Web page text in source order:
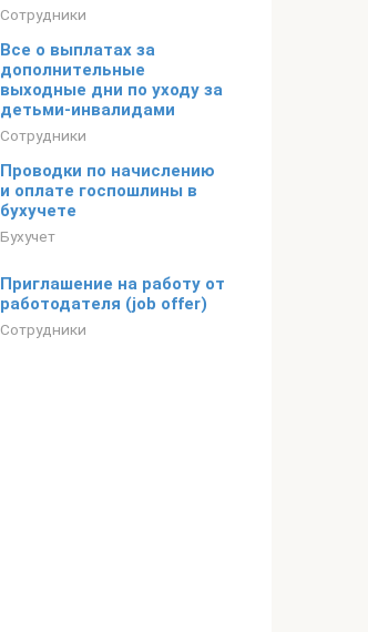
Сотрудники
Все о выплатах за
дополнительные
выходные дни по уходу за
детьми-инвалидами
Сотрудники
Проводки по начислению
и оплате госпошлины в
бухучете
Бухучет
Приглашение на работу от
работодателя (job offer)
Сотрудники